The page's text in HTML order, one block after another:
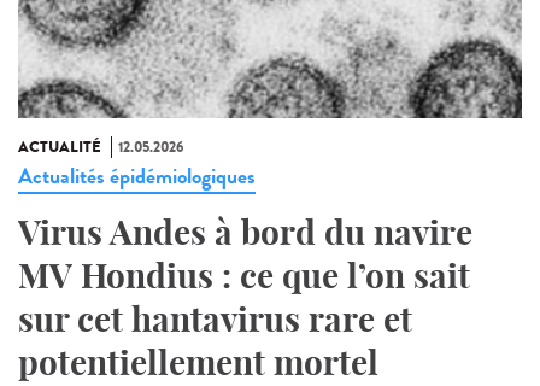
ACTUALITÉ 12.05.2026
Actualités épidémiologiques
Virus Andes à bord du navire
MV Hondius : ce que l’on sait
sur cet hantavirus rare et
potentiellement mortel